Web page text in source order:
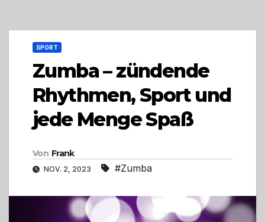
SPORT
Zumba – zündende
Rhythmen, Sport und
jede Menge Spaß
Von Frank
NOV. 2, 2023 #Zumba